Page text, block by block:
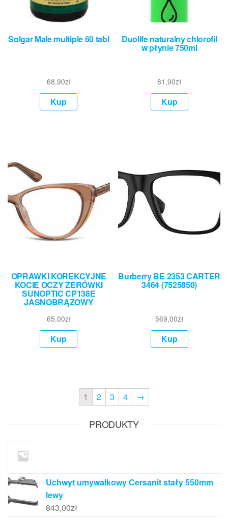
Solgar Male multiple 60 tabl
68,90zł
Kup
Duolife naturalny chlorofil
w płynie 750ml
81,90zł
Kup
OPRAWKI KOREKCYJNE
KOCIE OCZY ZERÓWKI
SUNOPTIC CP138E
JASNOBRĄZOWY
65,00zł
Kup
Burberry BE 2353 CARTER
3464 (7525850)
569,00zł
Kup
1 2 3 4 →
PRODUKTY
Uchwyt umywalkowy Cersanit stały 550mm
lewy
843,00zł